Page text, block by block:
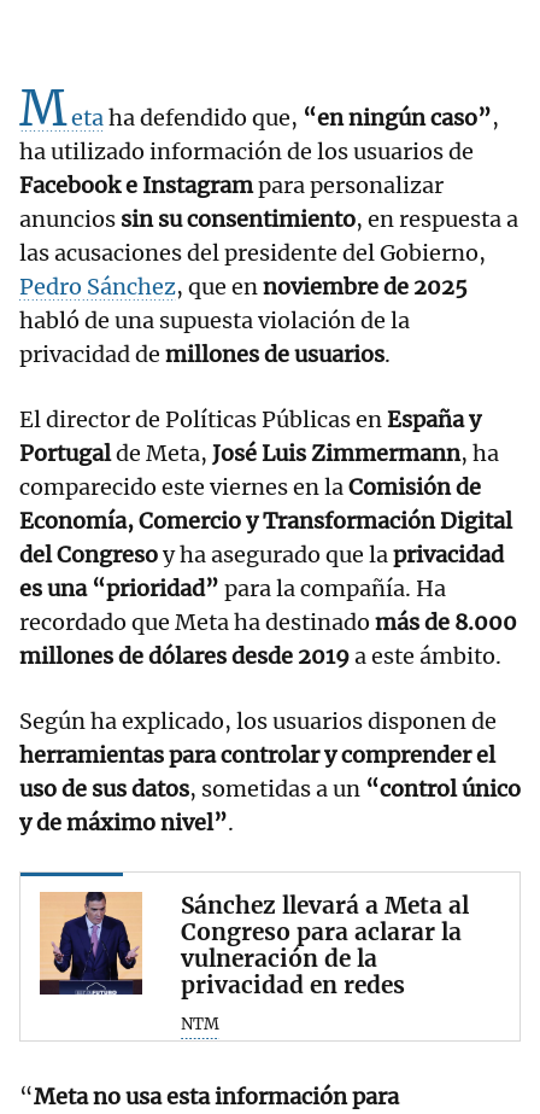
Metaha defendido que, “en ningún caso”,
ha utilizado información de los usuarios de
Facebook e Instagrampara personalizar
anuncios sin su consentimiento, en respuesta a
las acusaciones del presidente del Gobierno,
Pedro Sánchez, que ennoviembre de 2025
habló de una supuesta violación de la
privacidad de millones de usuarios.
El director de Políticas Públicas enEspaña y
Portugalde Meta, José Luis Zimmermann, ha
comparecido este viernes en laComisión de
Economía, Comercio y Transformación Digital
del Congresoy ha asegurado que laprivacidad
es una “prioridad” para la compañía. Ha
recordado que Meta ha destinado más de 8.000
millones de dólares desde 2019a este ámbito.
Según ha explicado, los usuarios disponen de
herramientas para controlar y comprender el
uso de sus datos, sometidas a un “control único
y de máximo nivel”.
Sánchez llevará a Meta al
Congreso para aclarar la
vulneración de la
privacidad en redes
NTM
“Meta no usa esta información para